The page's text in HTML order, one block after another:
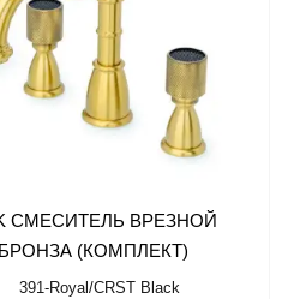
СМЕСИТЕЛЬ ВРЕЗНОЙ
БРОНЗА (КОМПЛЕКТ)
391-Royal/CRST Black